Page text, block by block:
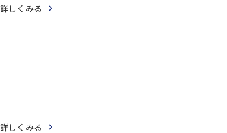
詳しくみる
詳しくみる